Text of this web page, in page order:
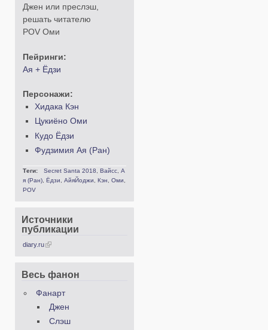
Джен или преслэш,
решать читателю
POV Оми
Пейринги:
Ая + Ёдзи
Персонажи:
Хидака Кэн
Цукиёно Оми
Кудо Ёдзи
Фудзимия Ая (Ран)
Теги: Secret Santa 2018 Вайсс А
я (Ран) Ёдзи АйяЙоджи Кэн Оми
POV
Источники
публикации
diary.ru
Весь фанон
Фанарт
Джен
Слэш